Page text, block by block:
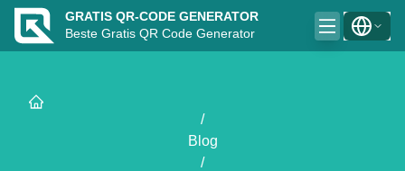
GRATIS QR-CODE GENERATOR
Beste Gratis QR Code Generator
/
Blog
/